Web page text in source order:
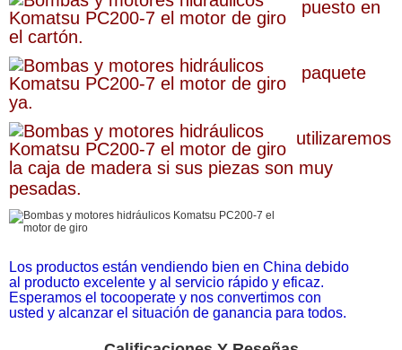
puesto en
el cartón.
paquete
ya.
utilizaremos
la caja de madera si sus piezas son muy
pesadas.
Los productos están vendiendo bien en China debido
al producto excelente y al servicio rápido y eficaz.
Esperamos el tocooperate y nos convertimos con
usted y alcanzar el situación de ganancia para todos.